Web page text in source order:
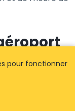
La
pour fonctionner